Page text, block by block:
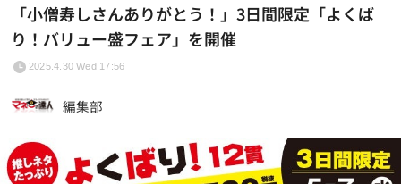
「小僧寿しさんありがとう！」3日間限定「よくば
り！バリュー盛フェア」を開催
2025.4.30 Wed 17:56
編集部